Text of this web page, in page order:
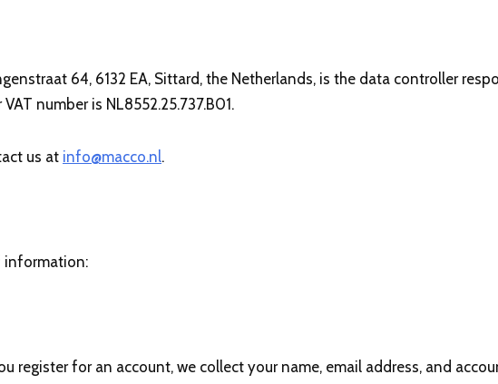
64, 6132 EA, Sittard, the Netherlands, is the data controller
number is NL8552.25.737.B01.
us at info@macco.nl.
information:
register for an account, we collect your name, email address, and